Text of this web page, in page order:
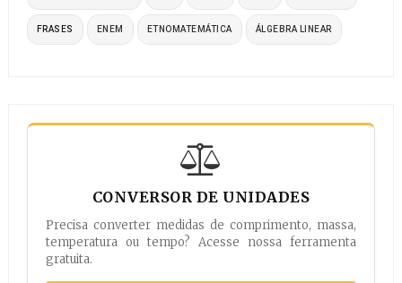
FRASES ENEM ETNOMATEMÁTICA ÁLGEBRA LINEAR
CONVERSOR DE UNIDADES
Precisa converter medidas de comprimento, massa,
temperatura ou tempo? Acesse nossa ferramenta
gratuita.